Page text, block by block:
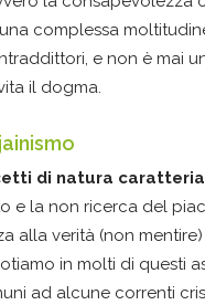
complessa
e non è mai
il dogma.
di natura
e la non ricerca del
alla verità (non
in molti di questi
ad alcune correnti